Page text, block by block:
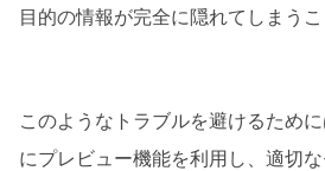
目的の情報が完全に隠れてしまうこ
このようなトラブルを避けるため
にプレビュー機能を利用し、適切